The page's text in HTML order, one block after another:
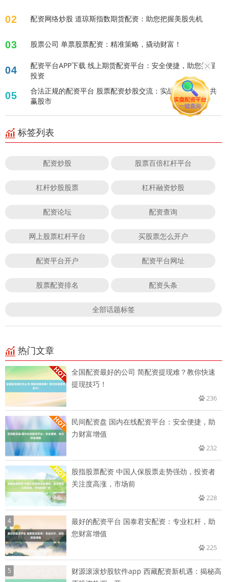
02 配资网络炒股 道琼斯指数期货配资：助您把握美股先机
03 股票公司 单票股票配资：精准策略，撬动财富！
04
配资平台APP下载 线上期货配资平台：安全便捷，助您把握
投资
05
合法正规的配资平台 股票配资炒股交流：实战技巧分享，共
赢股市
标签列表
配资炒股 股票百倍杠杆平台
杠杆炒股股票 杠杆融资炒股
配资论坛 配资查询
网上股票杠杆平台 买股票怎么开户
配资平台开户 配资平台网址
股票配资排名 配资头条
全部话题标签
热门文章
全国配资最好的公司 简配资提现难？教你快速
提现技巧！
236
民间配资盘 国内在线配资平台：安全便捷，助
力财富增值
232
股指股票配资 中国人保股票走势强劲，投资者
关注度高涨，市场前
228
4
最好的配资平台 国泰君安配资：专业杠杆，助
您财富增值
225
5
财源滚滚炒股软件app 西藏配资新机遇：揭秘高